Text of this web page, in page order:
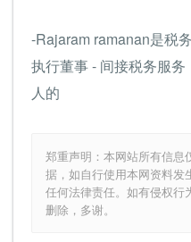
-Rajaram ramanan是税
执行董事 - 间接税务服
人的
郑重声明：本网站所有信息
据，如自行使用本网资料发
任何法律责任。如有侵权行
删除，多谢。